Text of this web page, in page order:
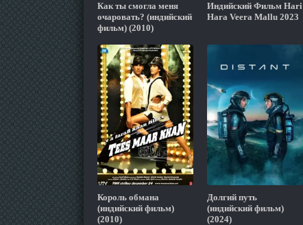
Как ты смогла меня
очаровать? (индийский
фильм) (2010)
Индийский Фильм Hari
Hara Veera Mallu 2023
Король обмана
(индийский фильм)
(2010)
Долгий путь
(индийский фильм)
(2024)